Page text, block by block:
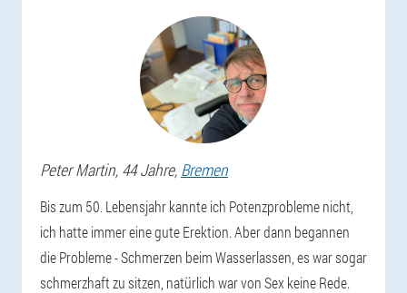
Peter Martin, 44 Jahre, Bremen
Bis zum 50. Lebensjahr kannte ich Potenzprobleme nicht,
ich hatte immer eine gute Erektion. Aber dann begannen
die Probleme - Schmerzen beim Wasserlassen, es war sogar
schmerzhaft zu sitzen, natürlich war von Sex keine Rede.